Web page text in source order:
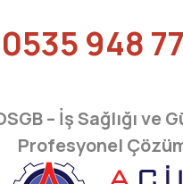
0535 948
– İş Sağlığı ve
Profesyonel